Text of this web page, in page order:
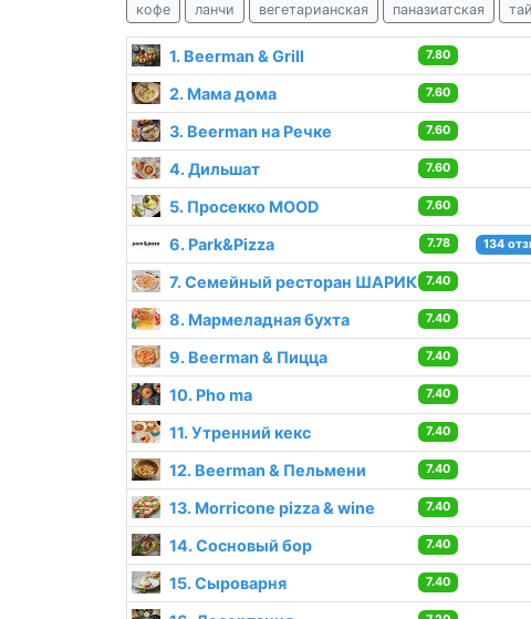
кофе
ланчи вегетарианская паназиатская
1. Beerman & Grill 7.80
2. Мама дома 7.60
3. Beerman на Речке 7.60
4. Дильшат 7.60
5. Просекко MOOD 7.60
6. Park&Pizza 7.78 134
7. Семейный ресторан ШАРИК 7.40
8. Мармеладная бухта 7.40
9. Beerman & Пицца 7.40
10. Pho ma 7.40
11. Утренний кекс 7.40
12. Beerman & Пельмени 7.40
13. Morricone pizza & wine 7.40
14. Сосновый бор 7.40
15. Сыроварня 7.40